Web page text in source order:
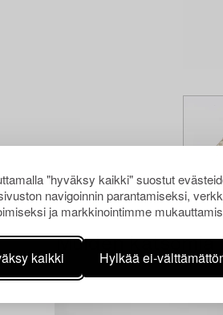
"hyväksy kaikki" suostut
navigoinnin parantamiseksi,
ja markkinointimme
kaikki Hylkää ei-
Muiden katsomia